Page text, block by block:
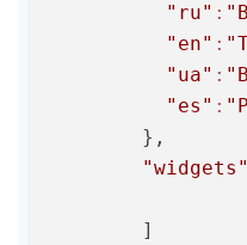
"ru" :
"en" :
"ua" :
"es" :
        },
"widgets"
        ]